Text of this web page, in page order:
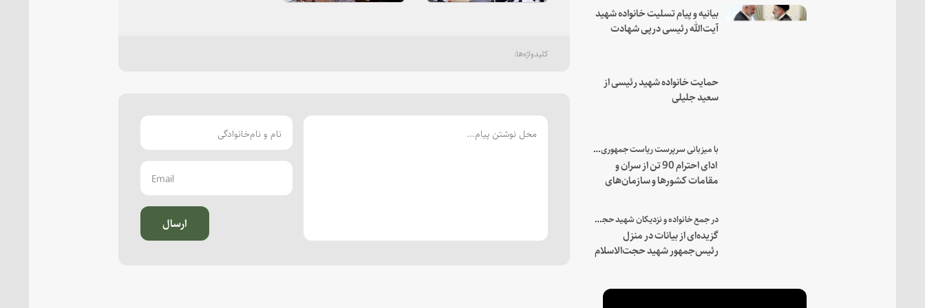
ارسال
بیانیه و پیام تسلیت خانواده شهید
آیت‌الله رئیسی درپی شهادت
حمایت خانواده شهید رئیسی از
سعید جلیلی
با میزبانی سرپرست ریاست جمهوری صورت گرفت؛
ادای احترام 90 تن از سران و
مقامات کشورها و سازمان‌های
در جمع خانواده و نزدیکان شهید حجت‌الاسلام‌والمسلمین رئیسی:
گزیده‌ای از بیانات در منزل
رئیس‌جمهور شهید حجت‌الاسلام